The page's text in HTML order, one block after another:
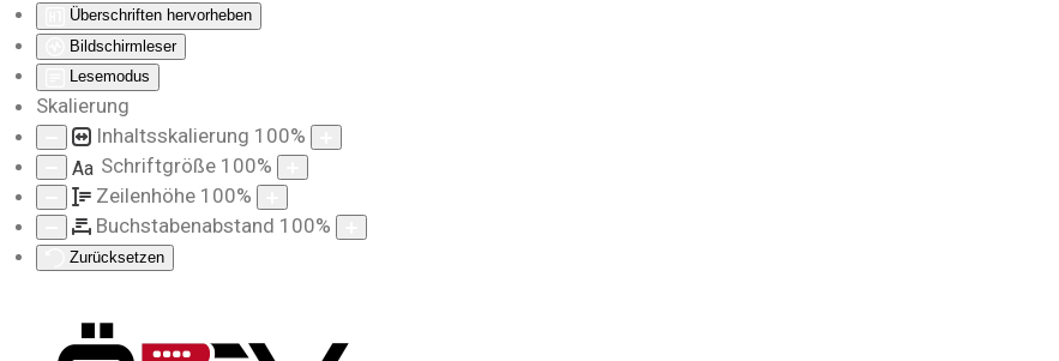
Überschriften hervorheben
Bildschirmleser
Lesemodus
Skalierung
Inhaltsskalierung 100%
Aa Schriftgröße 100%
Zeilenhöhe 100%
Buchstabenabstand 100%
Zurücksetzen